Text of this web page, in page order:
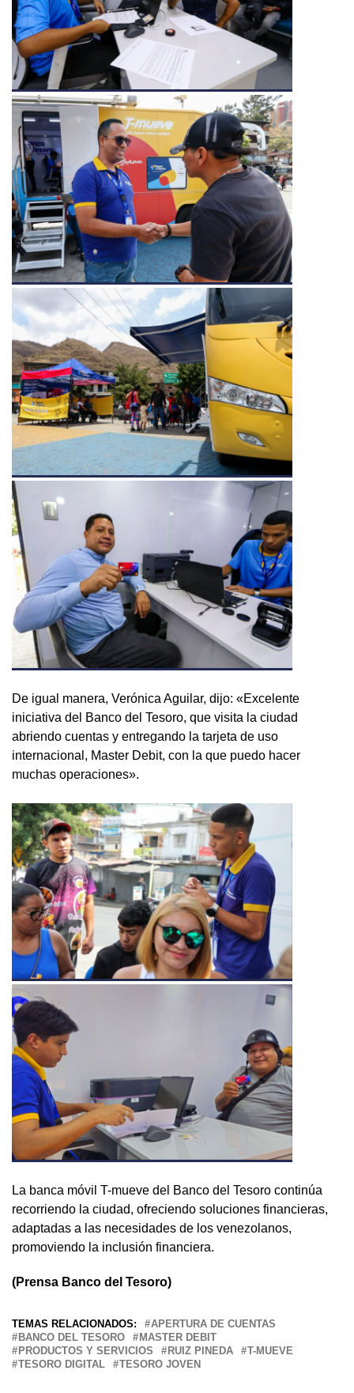
De igual manera, Verónica Aguilar, dijo: «Excelente
iniciativa del Banco del Tesoro, que visita la ciudad
abriendo cuentas y entregando la tarjeta de uso
internacional, Master Debit, con la que puedo hacer
muchas operaciones».
La banca móvil T-mueve del Banco del Tesoro continúa
recorriendo la ciudad, ofreciendo soluciones financieras,
adaptadas a las necesidades de los venezolanos,
promoviendo la inclusión financiera.
(Prensa Banco del Tesoro)
TEMAS RELACIONADOS:
APERTURA DE CUENTAS
BANCO DEL TESORO
MASTER DEBIT
PRODUCTOS Y SERVICIOS
RUIZ PINEDA
T-MUEVE
TESORO DIGITAL
TESORO JOVEN